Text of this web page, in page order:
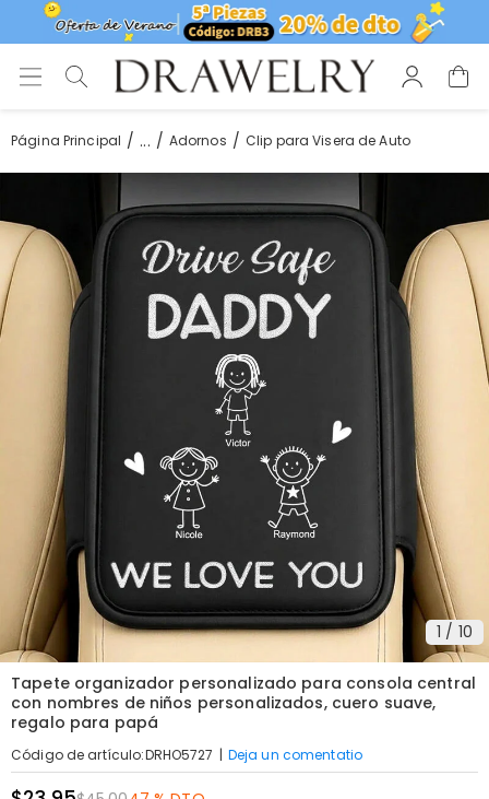
Página Principal ... Adornos Clip para Visera de Auto
1 / 10
Tapete organizador personalizado para consola central
con nombres de niños personalizados, cuero suave,
regalo para papá
Código de artículo:DRHO5727 | Deja un comentatio